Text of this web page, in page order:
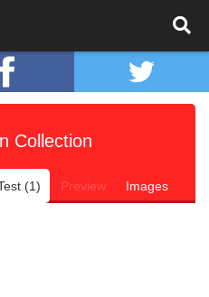
Collection
(1) Preview Images